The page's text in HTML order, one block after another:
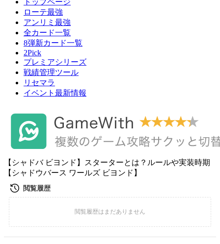
トップページ
ローテ最強
アンリミ最強
全カード一覧
8弾新カード一覧
2Pick
プレミアシリーズ
戦績管理ツール
リセマラ
イベント最新情報
【シャドバ ビヨンド】スターターとは？ルールや実装時期
【シャドウバース ワールズ ビヨンド】